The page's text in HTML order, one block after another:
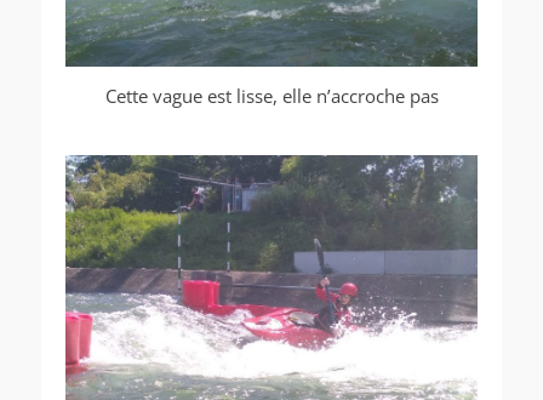
Cette vague est lisse, elle n’accroche pas